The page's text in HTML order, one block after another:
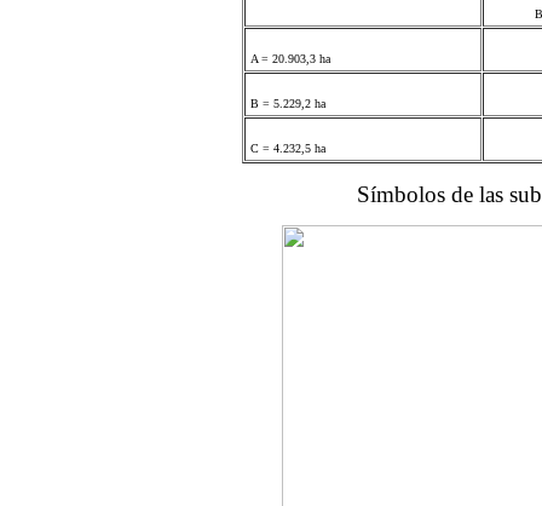
A = 20.903,3 ha
B = 5.229,2 ha
C = 4.232,5 ha
Símbolos de las subclases de